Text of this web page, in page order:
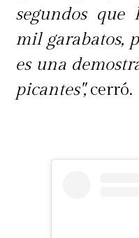
segundos
mil garabatos,
es una
picantes",cerró.